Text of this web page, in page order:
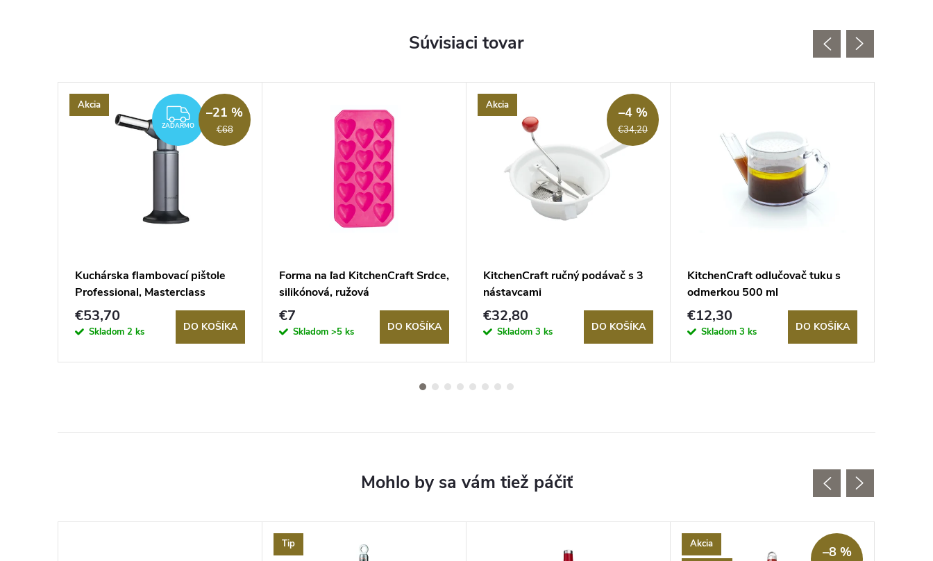
Súvisiaci tovar
Akcia
ZADARMO
ZADARMO €68
–21 %
Kuchárska flambovací pištole
Professional, Masterclass
€53,70
Skladom 2 ks DO KOŠÍKA
Forma na ľad KitchenCraft Srdce,
silikónová, ružová
€7
Skladom >5 ks DO KOŠÍKA
Akcia
€34,20
–4 %
KitchenCraft ručný podávač s 3
nástavcami
€32,80
Skladom 3 ks DO KOŠÍKA
KitchenCraft odlučovač tuku s
odmerkou 500 ml
€12,30
Skladom 3 ks DO KOŠÍKA
Tip
Akcia
–8 %